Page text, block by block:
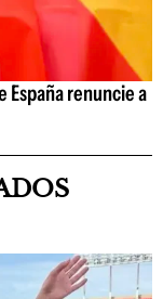
España renuncie a